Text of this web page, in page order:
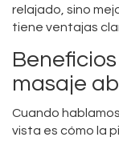
relajado, sino
tiene ventajas
masaje
Cuando
vista es cómo la